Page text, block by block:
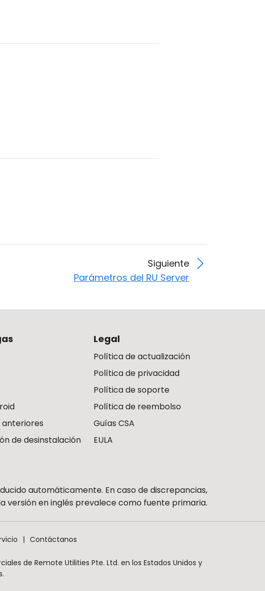
Siguiente
Parámetros del RU Server
anteriores
de desinstalación
Legal
Política de actualización
Política de privacidad
Política de soporte
Política de reembolso
Guías CSA
EULA
automáticamente. En caso de discrepancias,
versión en inglés prevalece como fuente primaria.
Contáctanos
de Remote Utilities Pte. Ltd. en los Estados Unidos y